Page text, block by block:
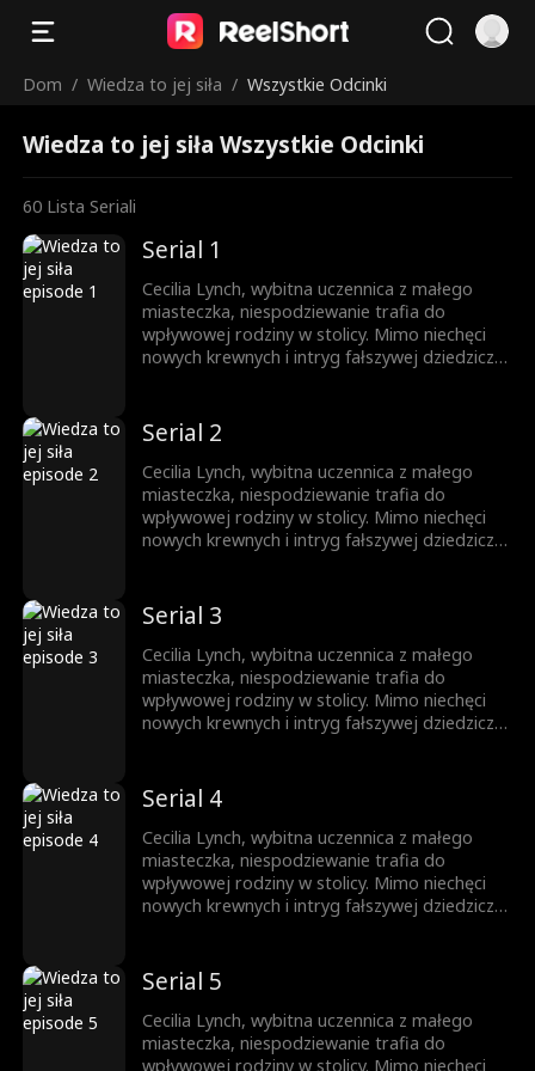
Dom / Wiedza to jej siła / Wszystkie Odcinki
Wiedza to jej siła Wszystkie Odcinki
60 Lista Seriali
Serial 1
Cecilia Lynch, wybitna uczennica z małego
miasteczka, niespodziewanie trafia do
wpływowej rodziny w stolicy. Mimo niechęci
nowych krewnych i intryg fałszywej dziedziczki,
Jej upór otwiera drzwi na prestiżowy
uniwersytet, zapewniając przyszłość
zbudowaną na własnych sukcesach.
Serial 2
Cecilia Lynch, wybitna uczennica z małego
miasteczka, niespodziewanie trafia do
wpływowej rodziny w stolicy. Mimo niechęci
nowych krewnych i intryg fałszywej dziedziczki,
Jej upór otwiera drzwi na prestiżowy
uniwersytet, zapewniając przyszłość
zbudowaną na własnych sukcesach.
Serial 3
Cecilia Lynch, wybitna uczennica z małego
miasteczka, niespodziewanie trafia do
wpływowej rodziny w stolicy. Mimo niechęci
nowych krewnych i intryg fałszywej dziedziczki,
Jej upór otwiera drzwi na prestiżowy
uniwersytet, zapewniając przyszłość
zbudowaną na własnych sukcesach.
Serial 4
Cecilia Lynch, wybitna uczennica z małego
miasteczka, niespodziewanie trafia do
wpływowej rodziny w stolicy. Mimo niechęci
nowych krewnych i intryg fałszywej dziedziczki,
Jej upór otwiera drzwi na prestiżowy
uniwersytet, zapewniając przyszłość
zbudowaną na własnych sukcesach.
Serial 5
Cecilia Lynch, wybitna uczennica z małego
miasteczka, niespodziewanie trafia do
wpływowej rodziny w stolicy. Mimo niechęci